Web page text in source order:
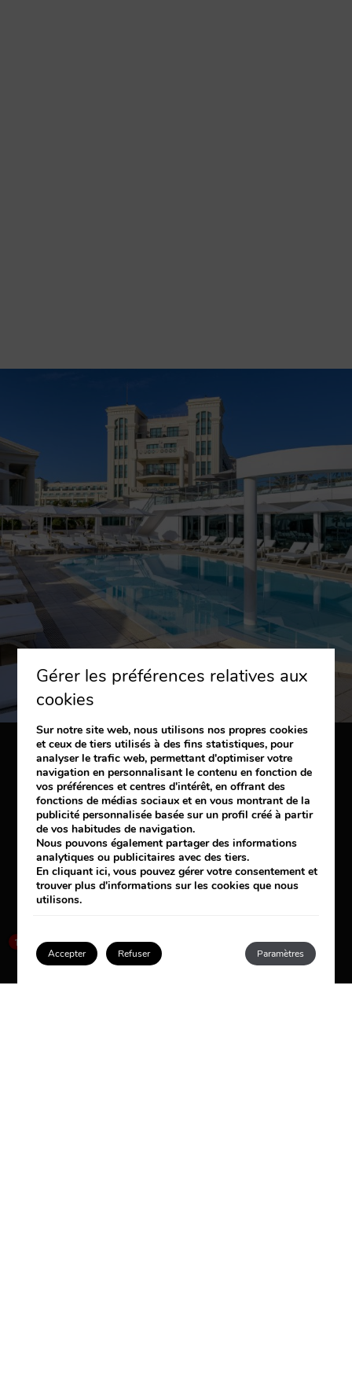
Gérer les préférences relatives aux
cookies
Sur notre site web, nous utilisons nos propres cookies
et ceux de tiers utilisés à des fins statistiques, pour
analyser le trafic web, permettant d'optimiser votre
navigation en personnalisant le contenu en fonction de
vos préférences et centres d'intérêt, en offrant des
fonctions de médias sociaux et en vous montrant de la
publicité personnalisée basée sur un profil créé à partir
de vos habitudes de navigation.
Nous pouvons également partager des informations
analytiques ou publicitaires avec des tiers.
En cliquantici, vous pouvez gérer votre consentement et
trouver plus d'informations sur les cookies que nous
utilisons.
Accepter Paramètres
Refuser
How can I help you?
1